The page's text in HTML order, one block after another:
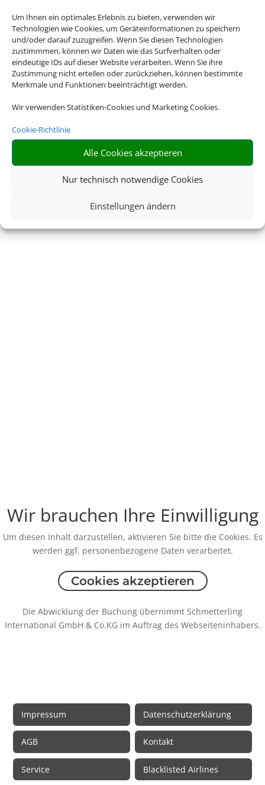
Um Ihnen ein optimales Erlebnis zu bieten, verwenden wir
Technologien wie Cookies, um Geräteinformationen zu speichern
und/oder darauf zuzugreifen. Wenn Sie diesen Technologien
zustimmmen, können wir Daten wie das Surfverhalten oder
eindeutige IDs auf dieser Website verarbeiten. Wenn Sie ihre
Zustimmung nicht erteilen oder zurückziehen, können bestimmte
Merkmale und Funktionen beeinträchtigt werden.
Wir verwenden Statistiken-Cookies und Marketing Cookies.
Cookie-Richtlinie
Alle Cookies akzeptieren
Nur technisch notwendige Cookies
Einstellungen ändern
Wir brauchen Ihre Einwilligung
Um diesen Inhalt darzustellen, aktivieren Sie bitte die Cookies. Es
werden ggf. personenbezogene Daten verarbeitet.
Cookies akzeptieren
Die Abwicklung der Buchung übernimmt Schmetterling
International GmbH & Co.KG im Auftrag des Webseiteninhabers.
Impressum Datenschutzerklärung
AGB Kontakt
Service Blacklisted Airlines